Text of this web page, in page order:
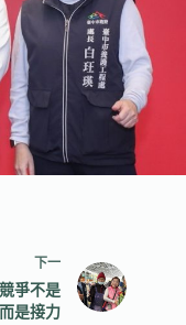
下一
爭不是
是接力